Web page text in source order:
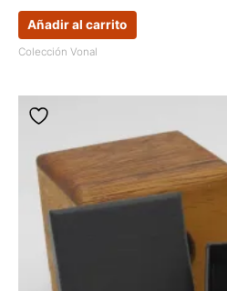
Añadir al carrito
Colección Vonal